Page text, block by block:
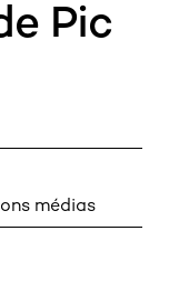
Pic
médias